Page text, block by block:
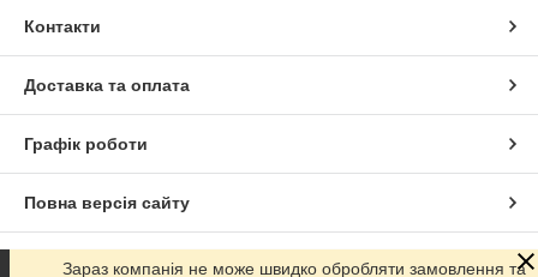
Контакти
Доставка та оплата
Графік роботи
Повна версія сайту
Сайт створено на маркетплейсі Prom.ua
Зараз компанія не може швидко обробляти замовлення та